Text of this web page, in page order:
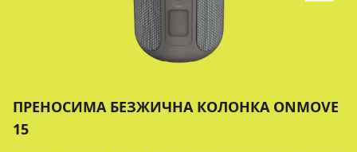
ПРЕНОСИМA БЕЗЖИЧНА КОЛОНКА ONMOVE
15